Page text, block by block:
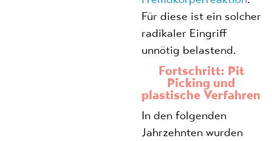
Für diese ist ein solcher
radikaler Eingriff
unnötig belastend.
Fortschritt: Pit
Picking und
plastische Verfahren
In den folgenden
Jahrzehnten wurden